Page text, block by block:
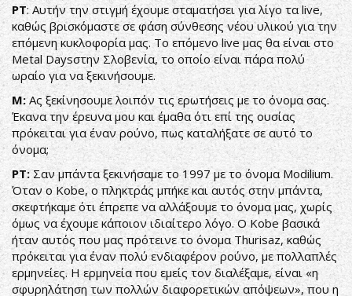
PT: Αυτήν την στιγμή έχουμε σταματήσει για λίγο τα live,
καθώς βρισκόμαστε σε φάση σύνθεσης νέου υλικού για την
επόμενη κυκλοφορία μας. Το επόμενο live μας θα είναι στο
Metal Daysστην Σλοβενία, το οποίο είναι πάρα πολύ
ωραίο για να ξεκινήσουμε.
Μ:Ας ξεκίνησουμε λοιπόν τις ερωτήσεις με το όνομα σας.
Έκανα την έρευνα μου και έμαθα ότι επί της ουσίας
πρόκειται για έναν ρούνο, πως καταλήξατε σε αυτό το
όνομα;
ΡΤ:Σαν μπάντα ξεκινήσαμε το 1997 με το όνομα Modilium.
Όταν ο Kobe, o πληκτράς μπήκε και αυτός στην μπάντα,
σκεφτήκαμε ότι έπρεπε να αλλάξουμε το όνομα μας, χωρίς
όμως να έχουμε κάποιον ιδιαίτερο λόγο. Ο Κobe βασικά
ήταν αυτός που μας πρότεινε το όνομα Thurisaz, καθώς
πρόκειται για έναν πολύ ενδιαφέρον ρούνο, με πολλαπλές
ερμηνείες. Η ερμηνεία που εμείς τον διαλέξαμε, είναι «η
σφυρηλάτηση των πολλών διαφορετικών απόψεων», που η